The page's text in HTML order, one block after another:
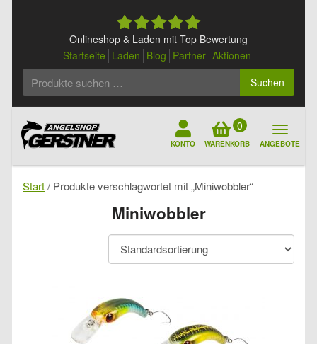
Onlineshop & Laden mit Top Bewertung
Startseite Laden Blog Partner Aktionen
Suchen
KONTO
0
WARENKORB ANGEBOTE
Start/ Produkte verschlagwortet mit „Miniwobbler“
Miniwobbler